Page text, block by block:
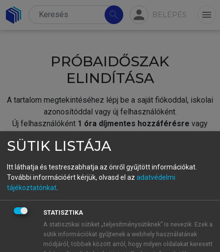
search person BELÉPÉS menu
PRÓBAIDŐSZAK
ELINDÍTÁSA
A tartalom megtekintéséhez lépj be a saját fiókoddal, iskolai
azonosítóddal vagy új felhasználóként.
Új felhasználóként 1 óra díjmentes hozzáférésre vagy
fiókoddal,vagy hozz létre új fiókot.
A regisztráció után apróbaidőszakautomatikusan
BELÉPÉS SAJÁT FIÓKKAL
ÚJ FIÓK LÉTREHOZÁSA
SÜTIK LISTÁJA
Itt láthatja és testreszabhatja az önről gyűjtött információkat.
További információért kérjük, olvasd el az adatvédelmi
tájékoztatónkat
STATISZTIKA
A statisztikai sütiket „teljesítménysütiknek” is nevezik. Ezek a
sütik információkat gyűjtenek a webhely használatának
módjáról, többek között arról, hogy milyen oldalakat keresett